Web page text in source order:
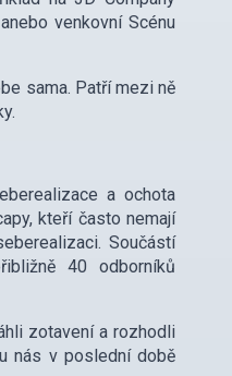
venkovní Scénu
sama. Patří mezi ně
a ochota
kteří často nemají
Součástí
40 odborníků
zotavení a rozhodli
nás v poslední době